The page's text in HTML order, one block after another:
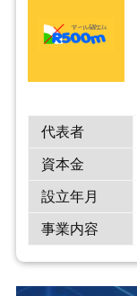
代表者
資本金
設立年月
事業内容